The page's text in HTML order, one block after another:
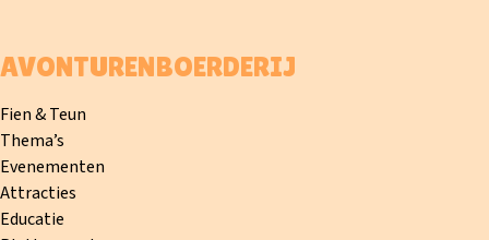
AVONTURENBOERDERIJ
Fien & Teun
Thema’s
Evenementen
Attracties
Educatie